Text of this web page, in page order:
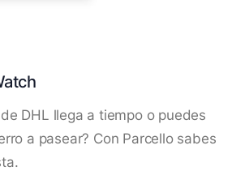
DHL llega a tiempo o puedes
a pasear? Con Parcello sabes